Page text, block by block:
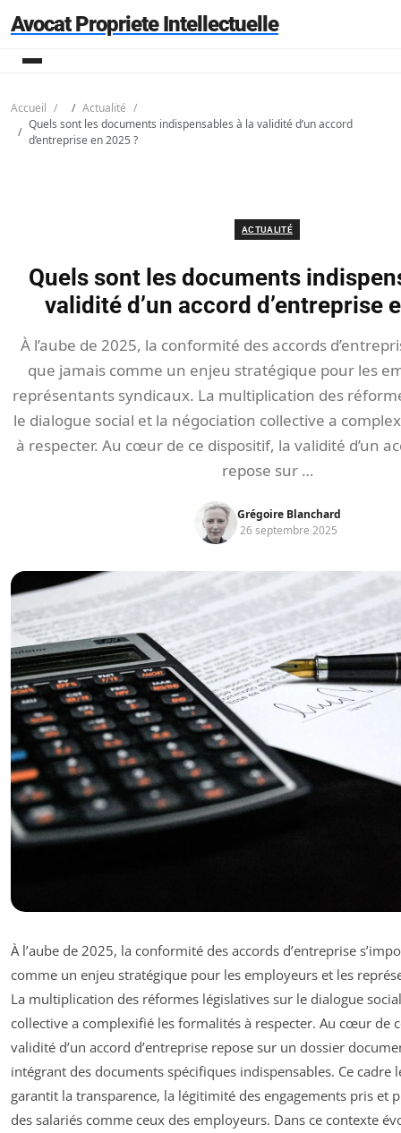
Avocat Propriete Intellectuelle
Accueil
Actualité
Quels sont les documents indispensables à la validité d’un accord
d’entreprise en 2025 ?
ACTUALITÉ
Quels sont les documents
validité d’un accord d’entreprise
À l’aube de 2025, la conformité des accords
que jamais comme un enjeu stratégique pour les
représentants syndicaux. La multiplication des
le dialogue social et la négociation collective a
à respecter. Au cœur de ce dispositif, la validité d’un
repose sur …
Grégoire Blanchard
26 septembre 2025
À l’aube de 2025, la conformité des accords d’entreprise
comme un enjeu stratégique pour les employeurs et les
La multiplication des réformes législatives sur le dialogue
collective a complexifié les formalités à respecter. Au cœur de
validité d’un accord d’entreprise repose sur un dossier
intégrant des documents spécifiques indispensables. Ce cadre
garantit la transparence, la légitimité des engagements pris et
des salariés comme ceux des employeurs. Dans ce contexte